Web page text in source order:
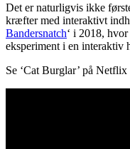
Det er naturligvis ikke
kræfter med interaktivt
Bandersnatch‘ i 2018,
eksperiment i en interaktiv
Se ‘Cat Burglar’ på